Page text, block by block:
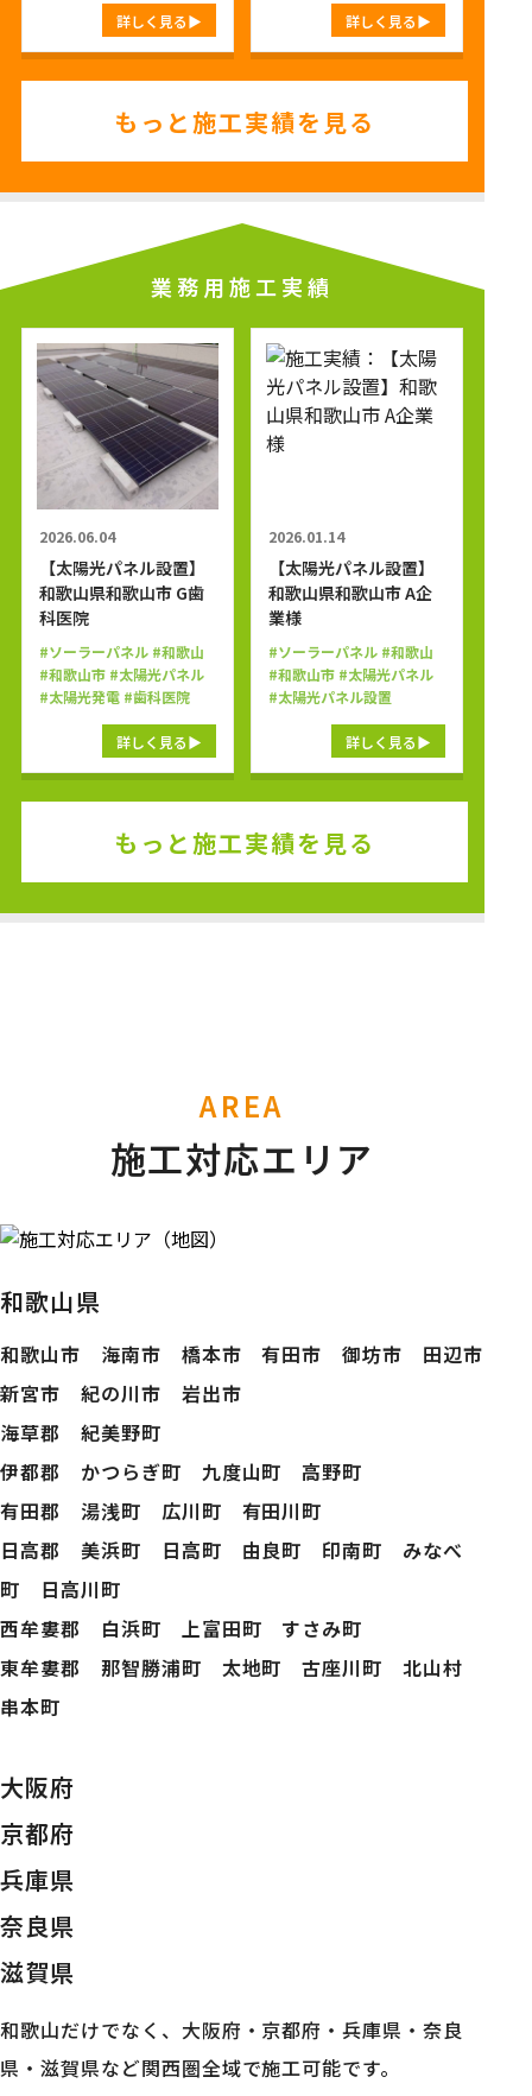
詳しく見る 詳しく見る
もっと施工実績を見る
業務用施工実績
2026.06.04
【太陽光パネル設置】
和歌山県和歌山市 G歯
科医院
#ソーラーパネル #和歌山
#和歌山市 #太陽光パネル
#太陽光発電 #歯科医院
詳しく見る
2026.01.14
【太陽光パネル設置】
和歌山県和歌山市 A企
業様
#ソーラーパネル #和歌山
#和歌山市 #太陽光パネル
#太陽光パネル設置
詳しく見る
もっと施工実績を見る
AREA
施工対応エリア
和歌山県
和歌山市 海南市 橋本市 有田市 御坊市 田辺市
新宮市 紀の川市 岩出市
海草郡 紀美野町
伊都郡 かつらぎ町 九度山町 高野町
有田郡 湯浅町 広川町 有田川町
日高郡 美浜町 日高町 由良町 印南町 みなべ
町 日高川町
西牟婁郡 白浜町 上富田町 すさみ町
東牟婁郡 那智勝浦町 太地町 古座川町 北山村
串本町
大阪府
京都府
兵庫県
奈良県
滋賀県
和歌山だけでなく、大阪府・京都府・兵庫県・奈良
県・滋賀県など関西圏全域で施工可能です。